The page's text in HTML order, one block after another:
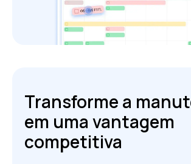
Transforme a
em uma vantagem
competitiva